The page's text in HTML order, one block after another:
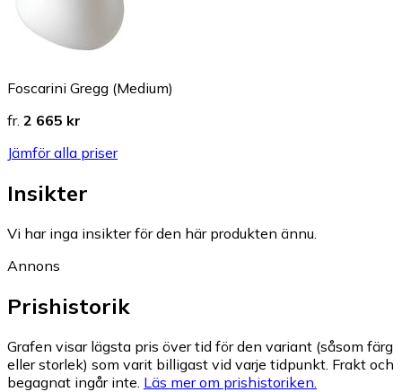
Foscarini Gregg (Medium)
fr. 2 665 kr
Jämför alla priser
Insikter
Vi har inga insikter för den här produkten ännu.
Annons
Prishistorik
Grafen visar lägsta pris över tid för den variant (såsom färg
eller storlek) som varit billigast vid varje tidpunkt. Frakt och
begagnat ingår inte. Läs mer om prishistoriken.